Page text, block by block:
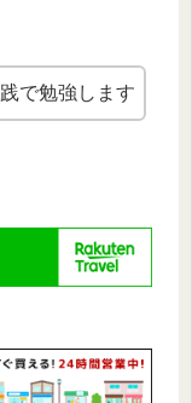
で勉強します